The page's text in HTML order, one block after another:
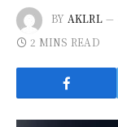
BY AKLRL
2 MINS READ